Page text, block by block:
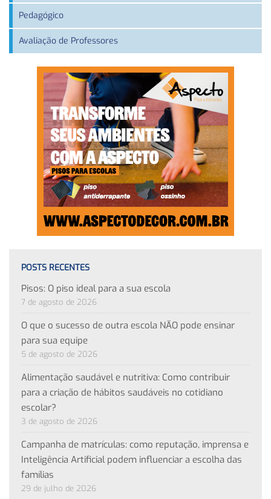
Pedagógico
Avaliação de Professores
POSTS RECENTES
Pisos: O piso ideal para a sua escola
7 de agosto de 2026
O que o sucesso de outra escola NÃO pode ensinar
para sua equipe
5 de agosto de 2026
Alimentação saudável e nutritiva: Como contribuir
para a criação de hábitos saudáveis no cotidiano
escolar?
3 de agosto de 2026
Campanha de matrículas: como reputação, imprensa e
Inteligência Artificial podem influenciar a escolha das
famílias
29 de julho de 2026